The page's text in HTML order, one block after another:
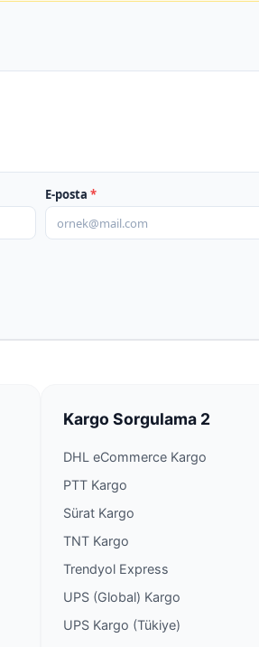
PTT Kargo Konuklar
PTT Kargo Sarıkaya
PTT Kargo Şefaatli
PTT Kargo Sorgun
E-posta *
Kargo Sorgulama 2
DHL eCommerce Kargo
PTT Kargo
Sürat Kargo
TNT Kargo
Trendyol Express
UPS (Global) Kargo
UPS Kargo (Tükiye)